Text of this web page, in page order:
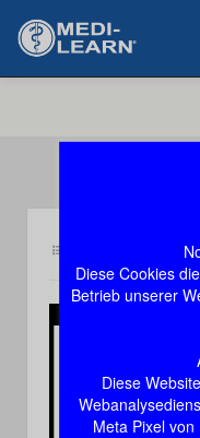
Diese Cookies
Betrieb unserer
Diese
Meta Pixel
Video